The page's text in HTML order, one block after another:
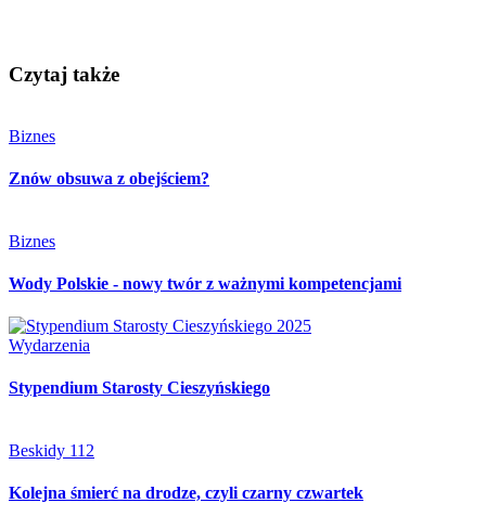
Czytaj także
Biznes
Znów obsuwa z obejściem?
Biznes
Wody Polskie - nowy twór z ważnymi kompetencjami
Wydarzenia
Stypendium Starosty Cieszyńskiego
Beskidy 112
Kolejna śmierć na drodze, czyli czarny czwartek